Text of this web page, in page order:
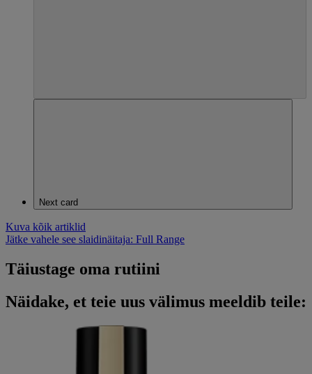
Next card
Kuva kõik artiklid
Jätke vahele see slaidinäitaja: Full Range
Täiustage oma rutiini
Näidake, et teie uus välimus meeldib teile: